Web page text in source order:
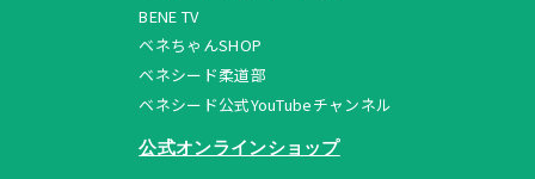
BENE TV
ベネちゃんSHOP
ベネシード柔道部
ベネシード公式YouTubeチャンネル
公式オンラインショップ